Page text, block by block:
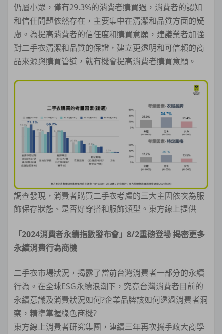
仍屬小眾，僅有29.3%的消費者購買過，消費者的認知
和信任問題依然存在，主要集中在清潔和品質方面的疑
慮。為提高消費者的信任度和購買意願，建議業者加強
對二手衣清潔和品質的保證，建立更透明和可信賴的商
品來源與購買管道，就有機會提高消費者購買意願。
調查發現，消費者購買二手衣考慮的三大主因依次為服
飾保存狀態、是否好穿搭和服飾類型。東方線上提供
「2024消費者永續指數發布會」8/2重磅登場 揭密更多
永續消費行為商機
二手衣市場狀況，揭露了當前台灣消費者一部分的永續
行為。在全球ESG永續浪潮下，究竟台灣消費者目前的
永續意識及消費狀況如何?企業品牌該如何透過消費者洞
察，精準掌握綠色商機?
東方線上消費者研究集團，連續三年再次攜手政大商學